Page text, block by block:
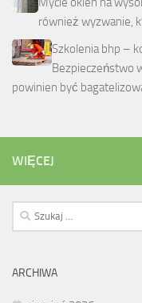
również wyzwanie,
Szkolenia bhp –
Bezpieczeństwo
powinien być
WIĘCEJ
Szukaj:
ARCHIWA